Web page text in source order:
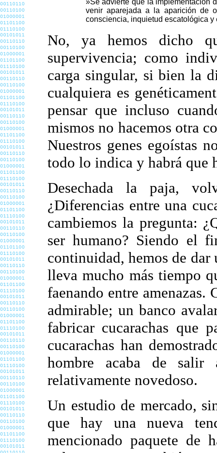
»Se advierte que la implementación
venir aparejada a la aparición de
consciencia, inquietud escatológica y
No, ya hemos dicho
supervivencia; como
carga singular, si bien la
cualquiera es
pensar que incluso
mismos no hacemos otra
Nuestros genes egoístas
todo lo indica y habrá que
Desechada la paja,
¿Diferencias entre una
cambiemos la pregunta:
ser humano? Siendo el
continuidad, hemos de
lleva mucho más tiempo
faenando entre
admirable; un banco
fabricar cucarachas que
cucarachas han
hombre acaba de
relativamente novedoso.
Un estudio de mercado,
que hay una nueva
mencionado paquete de